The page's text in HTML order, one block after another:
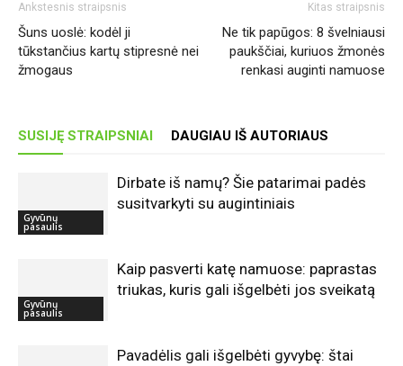
Ankstesnis straipsnis
Šuns uoslė: kodėl ji
tūkstančius kartų stipresnė nei
žmogaus
Kitas straipsnis
Ne tik papūgos: 8 švelniausi
paukščiai, kuriuos žmonės
renkasi auginti namuose
SUSIJĘ STRAIPSNIAI DAUGIAU IŠ AUTORIAUS
Gyvūnų
pasaulis
Dirbate iš namų? Šie patarimai padės
susitvarkyti su augintiniais
Gyvūnų
pasaulis
Kaip pasverti katę namuose: paprastas
triukas, kuris gali išgelbėti jos sveikatą
Pavadėlis gali išgelbėti gyvybę: štai